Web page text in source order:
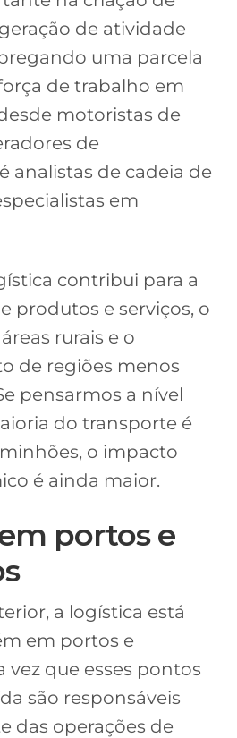
de atividade
uma parcela
de trabalho em
motoristas de
de
analistas de cadeia de
em
contribui para a
produtos e serviços, o
rurais e o
de regiões menos
pensarmos a nível
do transporte é
o impacto
é ainda maior.
portos e
a logística está
em portos e
vez que esses pontos
são responsáveis
das operações de